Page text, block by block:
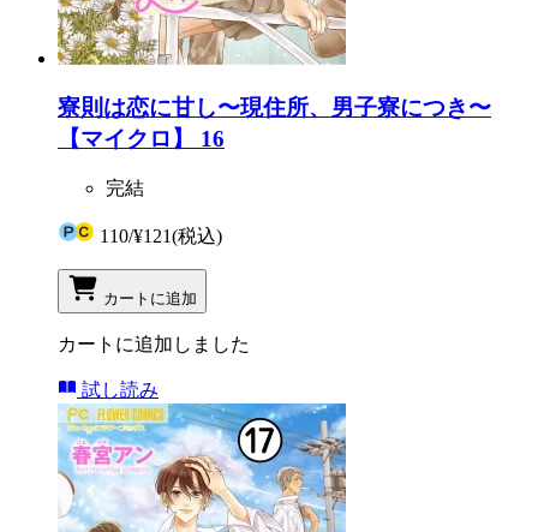
寮則は恋に甘し〜現住所、男子寮につき〜
【マイクロ】 16
完結
110/¥121(税込)
カートに追加
カートに追加しました
試し読み